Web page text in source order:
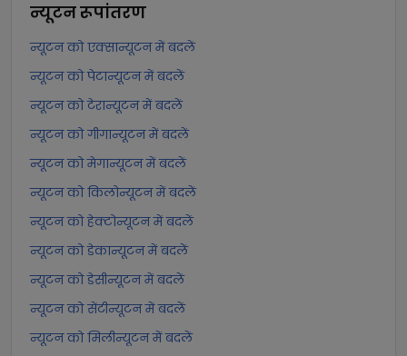
न्यूटनरूपांतरण
न्यूटन को एक्सान्यूटन में बदलें
न्यूटन को पेटान्यूटन में बदलें
न्यूटन को टेरान्यूटन में बदलें
न्यूटन को गीगान्यूटन में बदलें
न्यूटन को मेगान्यूटन में बदलें
न्यूटन को किलोन्यूटन में बदलें
न्यूटन को हेक्टोन्यूटन में बदलें
न्यूटन को डेकान्यूटन में बदलें
न्यूटन को डेसीन्यूटन में बदलें
न्यूटन को सेंटीन्यूटन में बदलें
न्यूटन को मिलीन्यूटन में बदलें